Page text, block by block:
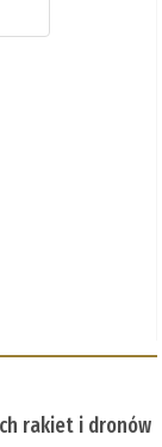
rakiet i dronów